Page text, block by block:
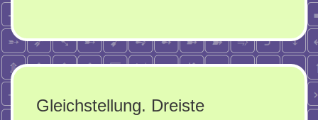
Gleichstellung. Dreiste